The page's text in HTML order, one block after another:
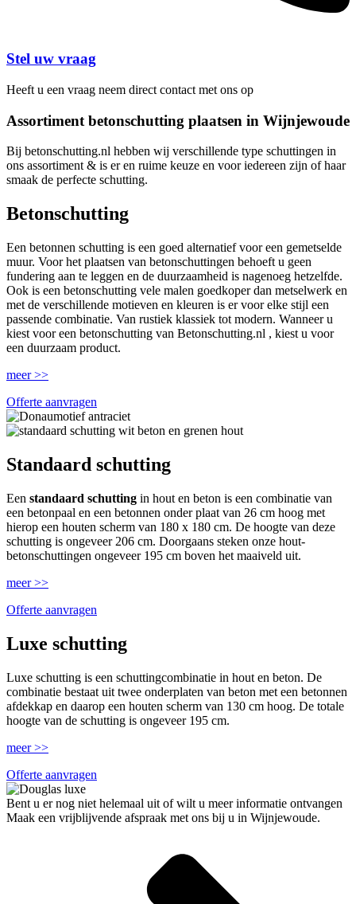
Stel uw vraag
Heeft u een vraag neem direct contact met ons op
Assortiment betonschutting plaatsen in Wijnjewoude
Bij betonschutting.nl hebben wij verschillende type schuttingen in
ons assortiment & is er en ruime keuze en voor iedereen zijn of haar
smaak de perfecte schutting.
Betonschutting
Een betonnen schutting is een goed alternatief voor een gemetselde
muur. Voor het plaatsen van betonschuttingen behoeft u geen
fundering aan te leggen en de duurzaamheid is nagenoeg hetzelfde.
Ook is een betonschutting vele malen goedkoper dan metselwerk en
met de verschillende motieven en kleuren is er voor elke stijl een
passende combinatie. Van rustiek klassiek tot modern. Wanneer u
kiest voor een betonschutting van Betonschutting.nl , kiest u voor
een duurzaam product.
meer >>
Offerte aanvragen
Standaard schutting
Een standaard schutting in hout en beton is een combinatie van
een betonpaal en een betonnen onder plaat van 26 cm hoog met
hierop een houten scherm van 180 x 180 cm. De hoogte van deze
schutting is ongeveer 206 cm. Doorgaans steken onze hout-
betonschuttingen ongeveer 195 cm boven het maaiveld uit.
meer >>
Offerte aanvragen
Luxe schutting
Luxe schutting is een schuttingcombinatie in hout en beton. De
combinatie bestaat uit twee onderplaten van beton met een betonnen
afdekkap en daarop een houten scherm van 130 cm hoog. De totale
hoogte van de schutting is ongeveer 195 cm.
meer >>
Offerte aanvragen
Bent u er nog niet helemaal uit of wilt u meer informatie ontvangen
Maak een vrijblijvende afspraak met ons bij u in Wijnjewoude.